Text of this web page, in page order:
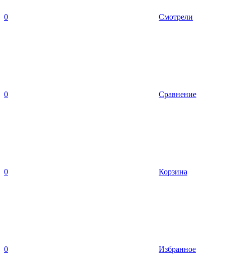
0 Смотрели
0 Сравнение
0 Корзина
0 Избранное